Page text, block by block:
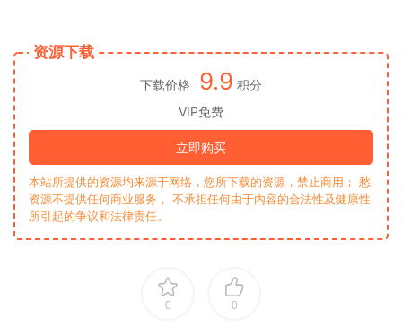
资源下载
下载价格 9.9 积分
VIP免费
立即购买
本站所提供的资源均来源于网络，您所下载的资源，禁止商用； 愁
资源不提供任何商业服务， 不承担任何由于内容的合法性及健康性
所引起的争议和法律责任。
0 0